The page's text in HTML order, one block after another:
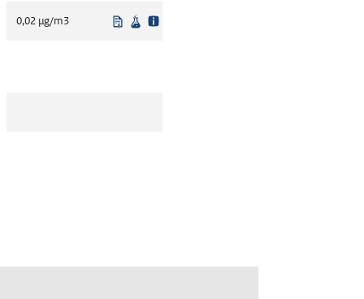
bron
0,02 µg/m3 Uit regelgeving
Wetenschappelijke bron
bron
bron